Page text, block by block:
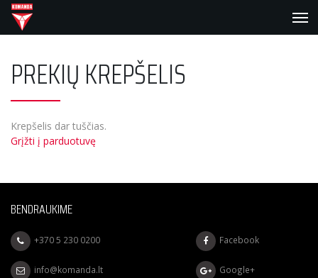
PREKIŲ KREPŠELIS
Krepšelis dar tuščias.
Grįžti į parduotuvę
BENDRAUKIME
+370 5 230 0200
info@komanda.lt
Facebook
Google+